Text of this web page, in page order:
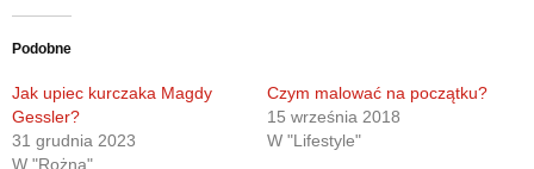
Podobne
Jak upiec kurczaka Magdy
Gessler?
31 grudnia 2023
W "Rożna"
Czym malować na początku?
15 września 2018
W "Lifestyle"